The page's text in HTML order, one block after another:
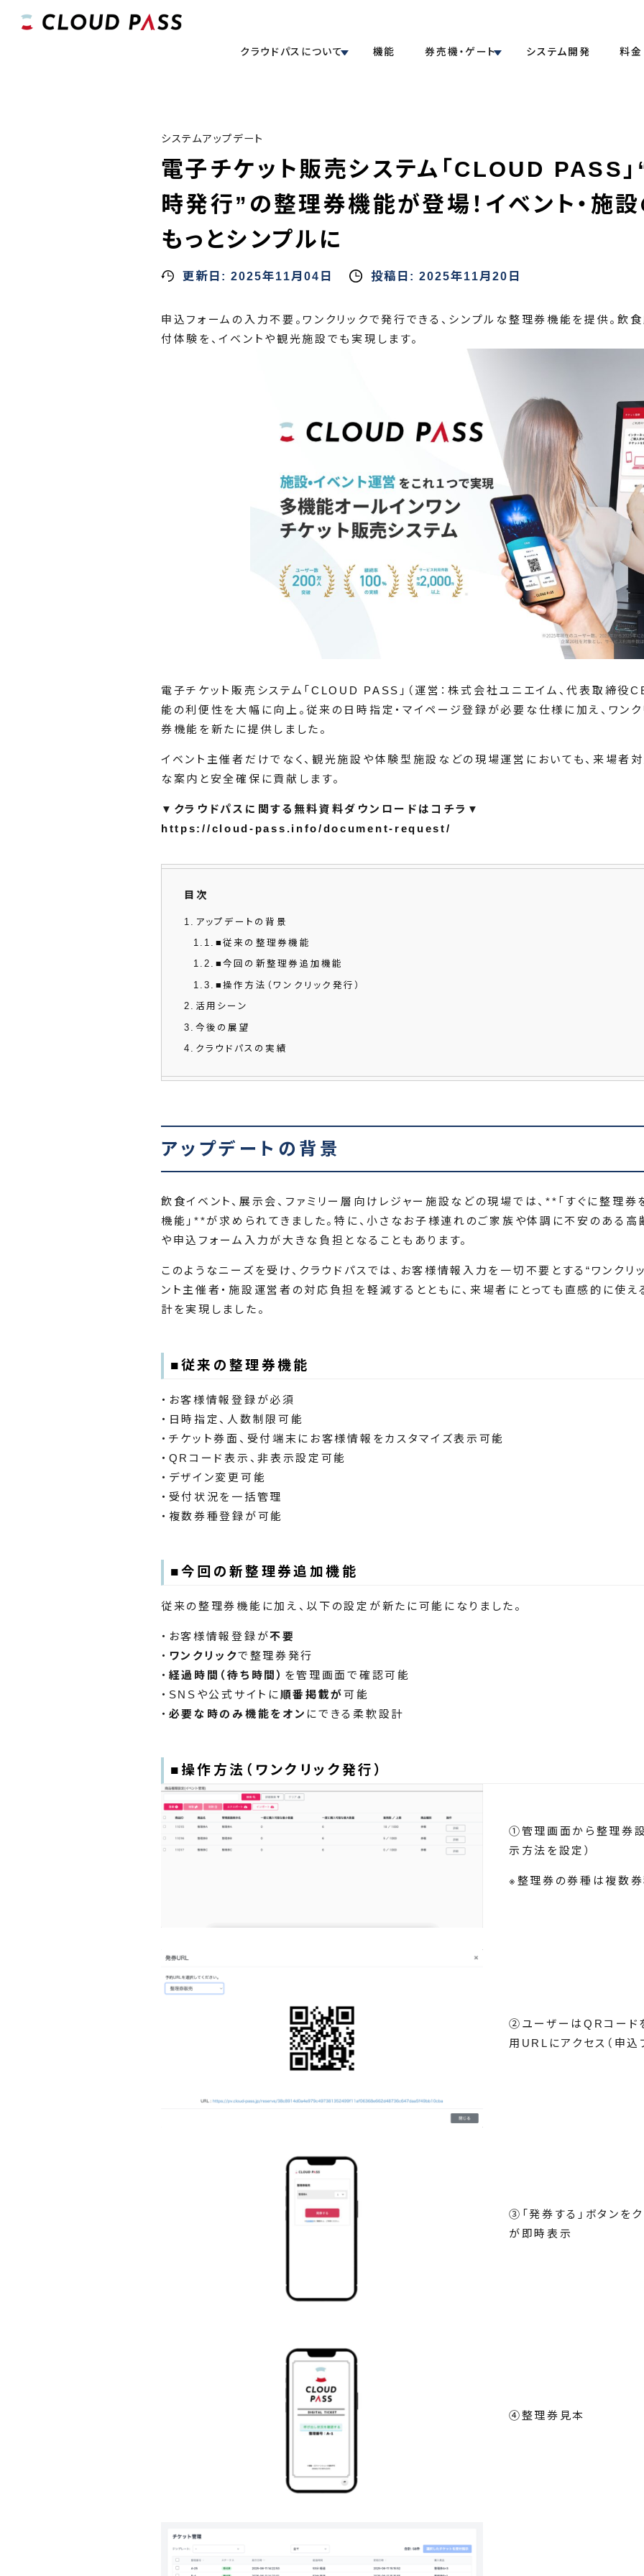
クラウドパスについて 機能 券売機・ゲート システム開発 料金
システムアップデート
電子チケット販売システム「CLOUD PASS」
時発行”の整理券機能が登場！イベント・施
もっとシンプルに
更新日:2025年11月04日 投稿日: 2025年11月20日
申込フォームの入力不要。ワンクリックで発行できる、シンプルな整理券機能を提供。飲
付体験を、イベントや観光施設でも実現します。
電子チケット販売システム「CLOUD PASS 」（運営：株式会社ユニエイム、代表取締役
能の利便性を大幅に向上。従来の日時指定・マイページ登録が必要な仕様に加え、ワン
券機能を新たに提供しました。
イベント主催者だけでなく、観光施設や体験型施設などの現場運営においても、来場者
な案内と安全確保に貢献します。
▼クラウドパスに関する無料資料ダウンロードはコチラ▼
https://cloud-pass.info/document-request/
目次
1 アップデートの背景
1.1 ■従来の整理券機能
1.2 ■今回の新整理券追加機能
1.3 ■操作方法（ワンクリック発行）
2 活用シーン
3 今後の展望
4 クラウドパスの実績
アップデートの背景
飲食イベント、展示会、ファミリー層向けレジャー施設などの現場では、**「すぐに整理
機能」**が求められてきました。特に、小さなお子様連れのご家族や体調に不安のある高
や申込フォーム入力が大きな負担となることもあります。
このようなニーズを受け、クラウドパスでは、お客様情報入力を一切不要とする“ワンクリ
ント主催者・施設運営者の対応負担を軽減するとともに、来場者にとっても直感的に使え
計を実現しました。
■従来の整理券機能
・お客様情報登録が必須
・日時指定、人数制限可能
・チケット券面、受付端末にお客様情報をカスタマイズ表示可能
・QRコード表示、非表示設定可能
・デザイン変更可能
・受付状況を一括管理
・複数券種登録が可能
■今回の新整理券追加機能
従来の整理券機能に加え、以下の設定が新たに可能になりました。
・お客様情報登録が不要
・ ワンクリックで整理券発行
・ 経過時間（待ち時間） を管理画面で確認可能
・SNSや公式サイトに順番掲載が可能
・ 必要な時のみ機能をオン にできる柔軟設計
■操作方法（ワンクリック発行）
①管理画面から整理券設
示方法を設定）
※整理券の券種は複数券
②ユーザーはQRコード
用URLにアクセス（申込
③「発券する」ボタンを
が即時表示
④整理券見本